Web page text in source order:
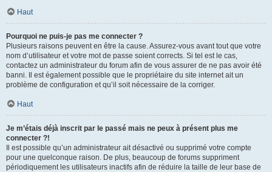
Haut
Pourquoi ne puis-je pas me connecter ?
Plusieurs raisons peuvent en être la cause. Assurez-vous avant tout que votre
nom d’utilisateur et votre mot de passe soient corrects. Si tel est le cas,
contactez un administrateur du forum afin de vous assurer de ne pas avoir été
banni. Il est également possible que le propriétaire du site internet ait un
problème de configuration et qu’il soit nécessaire de la corriger.
Haut
Je m’étais déjà inscrit par le passé mais ne peux à présent plus me
connecter ?!
Il est possible qu’un administrateur ait désactivé ou supprimé votre compte
pour une quelconque raison. De plus, beaucoup de forums suppriment
périodiquement les utilisateurs inactifs afin de réduire la taille de leur base de